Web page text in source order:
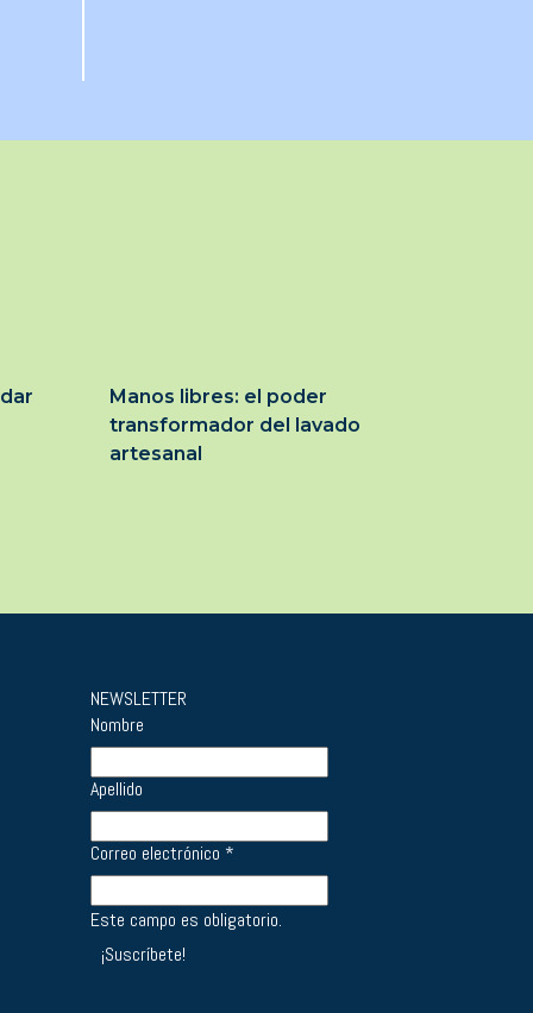
Manos libres: el poder
transformador del lavado
artesanal
NEWSLETTER
Nombre
Apellido
Correo electrónico *
Este campo es obligatorio.